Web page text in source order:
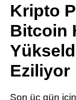
Kripto
Bitcoin
Eziliyor
Son üç gün